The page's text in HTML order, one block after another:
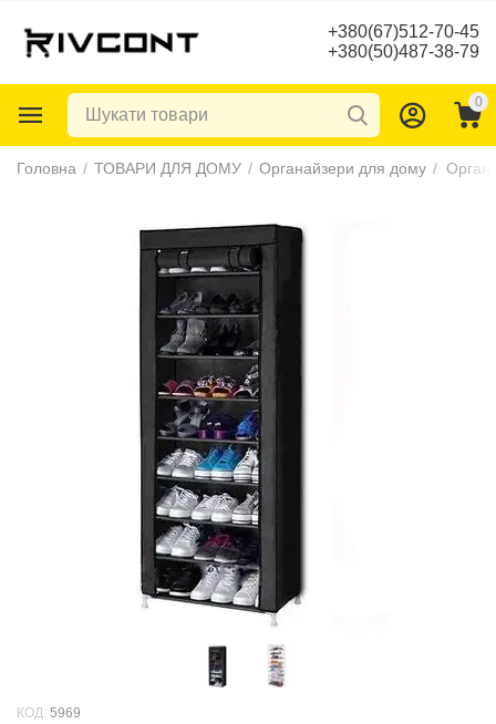
+380(67)512-70-45
+380(50)487-38-79
0
Головна / ТОВАРИ ДЛЯ ДОМУ / Органайзери для дому /
КОД: 5969